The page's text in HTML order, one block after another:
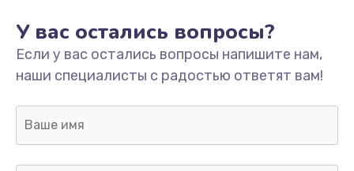
Замена процессора
1800 руб.
Замена системы охлаждения
1600 руб.
У вас остались вопросы?
Если у вас остались вопросы напишите нам,
наши специалисты с радостью ответят вам!